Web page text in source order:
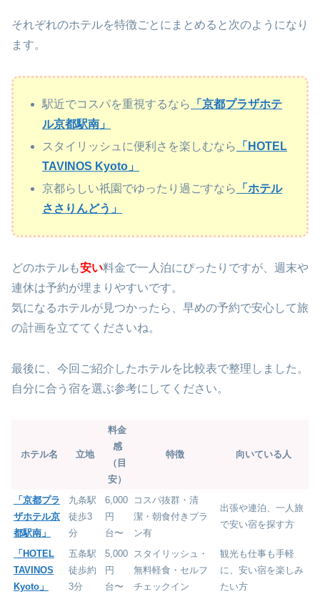
それぞれのホテルを特徴ごとにまとめると次のようになり
ます。
駅近でコスパを重視するなら
「京都プラザホテ
ル京都駅南」
スタイリッシュに便利さを楽しむなら
「HOTEL
TAVINOS Kyoto」
京都らしい祇園でゆったり過ごすなら
「ホテル
ささりんどう」
どのホテルも安い料金で一人泊にぴったりですが、週末や
連休は予約が埋まりやすいです。
気になるホテルが見つかったら、早めの予約で安心して旅
の計画を立ててくださいね。
最後に、今回ご紹介したホテルを比較表で整理しました。
自分に合う宿を選ぶ参考にしてください。
ホテル名 立地
料金
感
（目
安）
特徴 向いている人
「京都プラ
ザホテル京
都駅南」
九条駅
徒歩3
分
6,000
円
台〜
コスパ抜群・清
潔・朝食付きプラ
ン有
出張や連泊、一人旅
で安い宿を探す方
「HOTEL
TAVINOS
Kyoto」
五条駅
徒歩約
3分
5,000
円
台〜
スタイリッシュ・
無料軽食・セルフ
チェックイン
観光も仕事も手軽
に、安い宿を楽しみ
たい方